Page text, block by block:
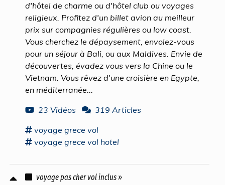
d'hôtel de charme ou d'hôtel club ou voyages
religieux. Profitez d'un billet avion au meilleur
prix sur compagnies régulières ou low coast.
Vous cherchez le dépaysement, envolez-vous
pour un séjour à Bali, ou aux Maldives. Envie de
découvertes, évadez vous vers la Chine ou le
Vietnam. Vous rêvez d'une croisière en Egypte,
en méditerranée...
23 Vidéos
319 Articles
voyage grece vol
voyage grece vol hotel
voyage pas cher vol inclus »